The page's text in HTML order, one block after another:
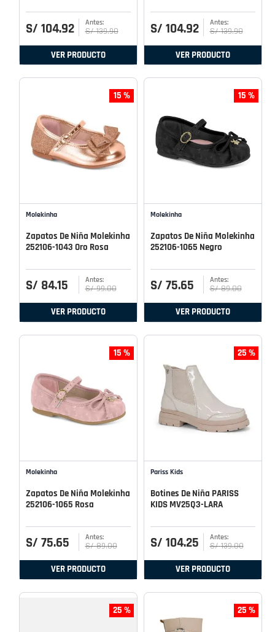
S/ 104.92 S/ 139.90
VER PRODUCTO
S/ 104.92 S/ 139.90
VER PRODUCTO
15 %
Molekinha
Zapatos De Niña Molekinha
252106-1043 Oro Rosa
S/ 84.15 S/ 99.00
VER PRODUCTO
15 %
Molekinha
Zapatos De Niña Molekinha
252106-1065 Negro
S/ 75.65 S/ 89.00
VER PRODUCTO
15 %
Molekinha
Zapatos De Niña Molekinha
252106-1065 Rosa
S/ 75.65 S/ 89.00
VER PRODUCTO
25 %
Pariss Kids
Botines De Niña PARISS
KIDS MV25Q3-LARA
S/ 104.25 S/ 139.00
VER PRODUCTO
25 % 25 %